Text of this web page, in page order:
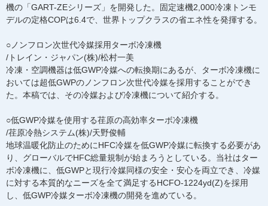
機の「GART-ZEシリーズ」を開発した。固定速機2,000冷凍トンモ
デルの定格COPは6.4で、世界トップクラスの省エネ性を発揮する。
○ノンフロン次世代冷媒採用ターボ冷凍機
/トレイン・ジャパン(株)/松村一美
冷凍・空調機器は低GWP冷媒への転換期にあるが、ターボ冷凍機に
おいては超低GWPのノンフロン次世代冷媒を採用することができ
た。本稿では、その冷媒および冷凍機について紹介する。
○低GWP冷媒を使用する荏原の高効率ターボ冷凍機
/荏原冷熱システム(株)/天野俊輔
地球温暖化防止のためにHFC冷媒を低GWP冷媒に転換する必要があ
り、グローバルでHFC総量規制が始まろうとしている。当社はター
ボ冷凍機に、低GWPと現行冷媒同様の安全・安心を両立でき、冷媒
に対する本質的なニーズを全て満足するHCFO-1224yd(Z)を採用
し、低GWP冷媒ターボ冷凍機の開発を進めている。